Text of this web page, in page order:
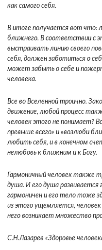
как самого себя.
В итоге получается вот что:
ближнего. В соответствии с
выстраивать линию своего
себя, должен заботиться о
может забыть о себе и
человека.
Все во Вселенной троично.
движение, любой процесс
человек этого не понимает?
превыше всего» и «возлюби
любить себя, и в конечном
нелюбовь к ближним и к Богу.
Гармоничный человек также
душа. И его душа развивается
гармоничен и его тело тоже
из этого ущемляется,
него возникает множество
С.Н.Лазарев «Здоровье